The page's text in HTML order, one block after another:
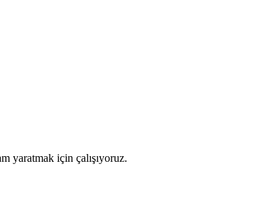
yaratmak için çalışıyoruz.